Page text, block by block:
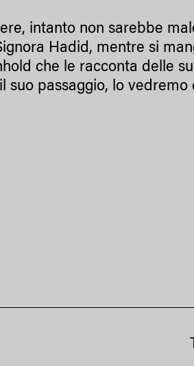
intanto non sarebbe
Hadid, mentre si
che le racconta delle
suo passaggio, lo vedremo